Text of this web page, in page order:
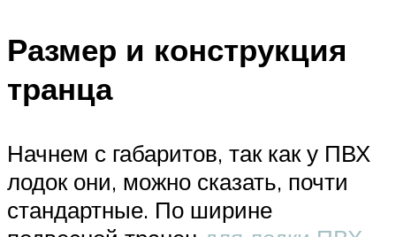
Размер и конструкция
транца
Начнем с габаритов, так как у ПВХ
лодок они, можно сказать, почти
стандартные. По ширине